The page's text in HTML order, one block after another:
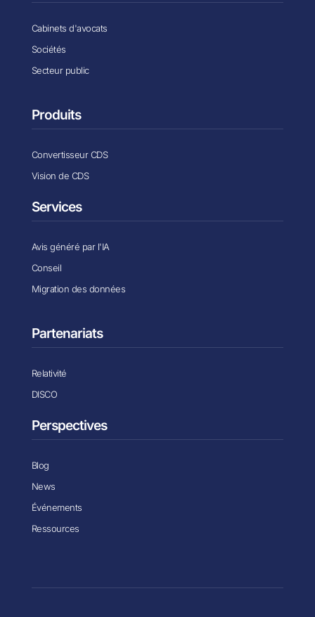
Cabinets d'avocats
Sociétés
Secteur public
Produits
Convertisseur CDS
Vision de CDS
Services
Avis généré par l'IA
Conseil
Migration des données
Partenariats
Relativité
DISCO
Perspectives
Blog
News
Événements
Ressources